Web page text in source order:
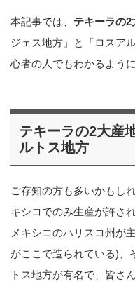
本記事では、 テキーラの2
ジェス地方」と「ロスア
心者の人でもわかるよう
テキーラの2大産
ルトス地方
ご存知の方も多いかもし
キシコでのみ生産が許され
メキシコのハリスコ州が
がここで造られている)、
トス地方が有名で、皆さ